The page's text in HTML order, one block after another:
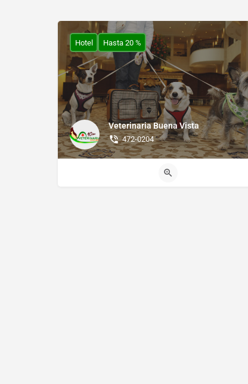
Veterinaria Buena Vista
472-0204
Hotel Hasta 20 %